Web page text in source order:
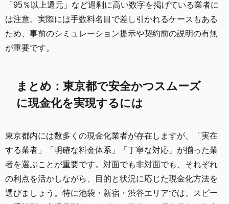
「95％以上還元」など過剰に高い数字を掲げている業者に
は注意。実際には手数料名目で差し引かれるケースもある
ため、事前のシミュレーション提示や契約前の説明の有無
が重要です。
まとめ：東京都で安全かつスムーズ
に現金化を実現するには
東京都内には数多くの現金化業者が存在しますが、「実在
する業者」「明確な料金体系」「丁寧な対応」が揃った業
者を選ぶことが重要です。対面でも非対面でも、それぞれ
の利点を活かしながら、目的と状況に応じた現金化方法を
選びましょう。特に池袋・新宿・渋谷エリアでは、スピー